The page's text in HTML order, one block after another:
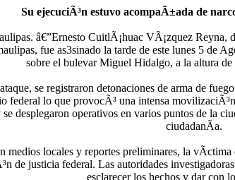
Su ejecuciÃ³n estuvo acompaÃ±ada de
â€”Ernesto CuitlÃ¡huac VÃ¡zquez Reyna,
fue as3sinado la tarde de este lunes 5 de
sobre el bulevar Miguel Hidalgo, a la altura
se registraron detonaciones de arma de
federal lo que provocÃ³ una intensa
desplegaron operativos en varios puntos de la
ciudadanÃ­a.
medios locales y reportes preliminares, la
de justicia federal. Las autoridades
esclarecer los hechos y dar con